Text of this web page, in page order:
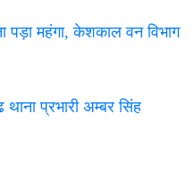
पड़ा महंगा, केशकाल वन विभाग
प्रभारी अम्बर सिंह